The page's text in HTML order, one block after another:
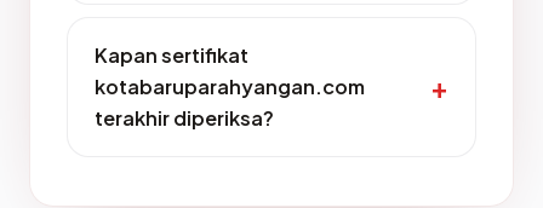
Kapan sertifikat
kotabaruparahyangan.com
terakhir diperiksa?